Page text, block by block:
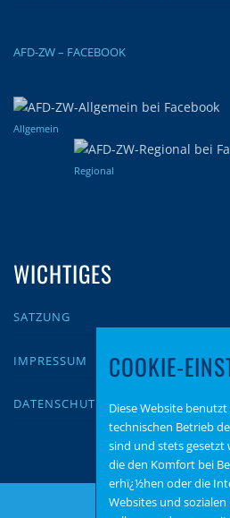
AFD-ZW – FACEBOOK
Allgemein
Regional
WICHTIGES
SATZUNG
IMPRESSUM
DATENSCHUTZ
COOKIE-
Diese Website
technischen Betrieb
sind und stets gesetzt
die den Komfort bei
erhï¿½hen oder die
Websites und